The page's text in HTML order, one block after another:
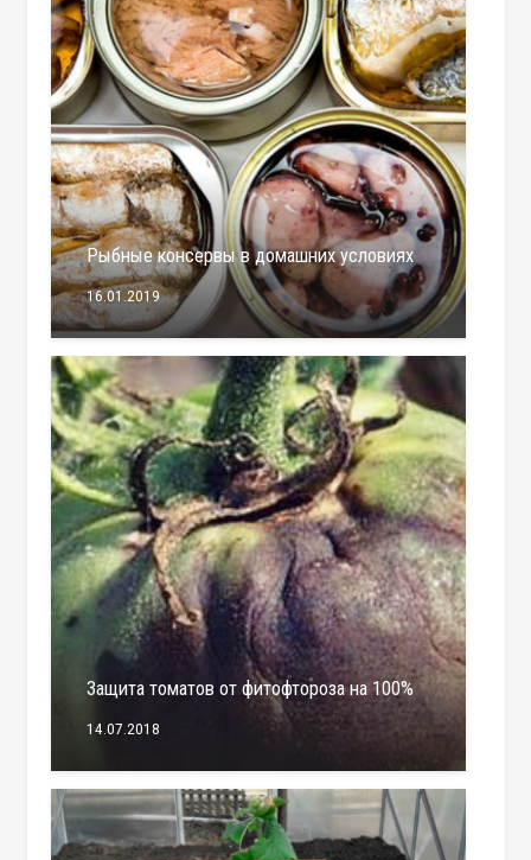
Рыбные консервы в домашних условиях
16.01.2019
Защита томатов от фитофтороза на 100%
14.07.2018